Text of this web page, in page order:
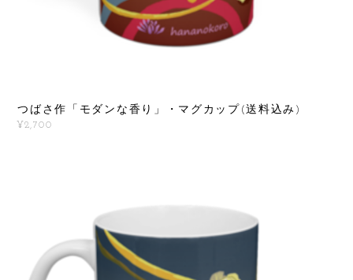
つばさ作「モダンな香り」・マグカップ(送料込み)
¥2,700